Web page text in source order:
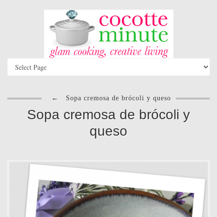
← Sopa cremosa de brócoli y queso
Sopa cremosa de brócoli y
queso